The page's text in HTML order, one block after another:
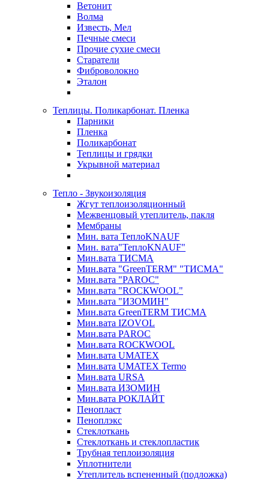
Ветонит
Волма
Известь, Мел
Печные смеси
Прочие сухие смеси
Старатели
Фиброволокно
Эталон
Теплицы. Поликарбонат. Пленка
Парники
Пленка
Поликарбонат
Теплицы и грядки
Укрывной материал
Тепло - Звукоизоляция
Жгут теплоизоляционный
Межвенцовый утеплитель, пакля
Мембраны
Мин. вата ТеплоKNAUF
Мин. вата"ТеплоKNAUF"
Мин.вата ТИСМА
Мин.вата "GreenTERM" "ТИСМА"
Мин.вата "PAROC"
Мин.вата "ROCКWOOL"
Мин.вата "ИЗОМИН"
Мин.вата GreenTERM ТИСМА
Мин.вата IZOVOL
Мин.вата PAROC
Мин.вата ROCКWOOL
Мин.вата UMATEX
Мин.вата UMATEX Termo
Мин.вата URSA
Мин.вата ИЗОМИН
Мин.вата РОКЛАЙТ
Пенопласт
Пеноплэкс
Стеклоткань
Стеклоткань и стеклопластик
Трубная теплоизоляция
Уплотнители
Утеплитель вспененный (подложка)